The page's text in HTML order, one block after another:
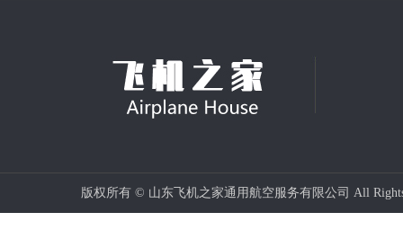
版权所有 © 山东飞机之家通用航空服务有限公司 All